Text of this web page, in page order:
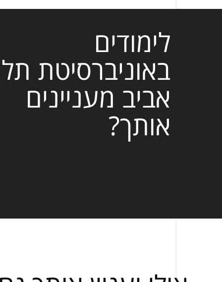
לימודים
באוניברסיטת תל
אביב מעניינים
אותך?